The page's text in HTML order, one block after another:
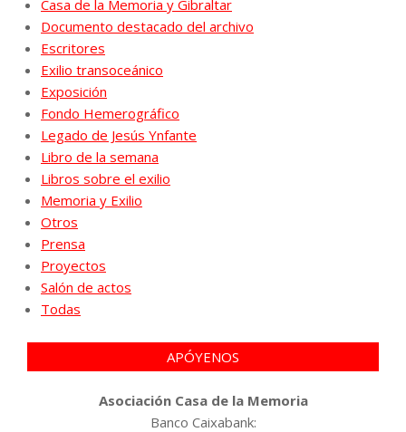
Casa de la Memoria y Gibraltar
Documento destacado del archivo
Escritores
Exilio transoceánico
Exposición
Fondo Hemerográfico
Legado de Jesús Ynfante
Libro de la semana
Libros sobre el exilio
Memoria y Exilio
Otros
Prensa
Proyectos
Salón de actos
Todas
APÓYENOS
Asociación Casa de la Memoria
Banco Caixabank: